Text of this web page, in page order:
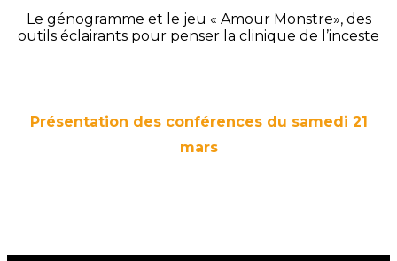
Le génogramme et le jeu « Amour Monstre», des
outils éclairants pour penser la clinique de l’inceste
Présentation des conférences du samedi 21
mars